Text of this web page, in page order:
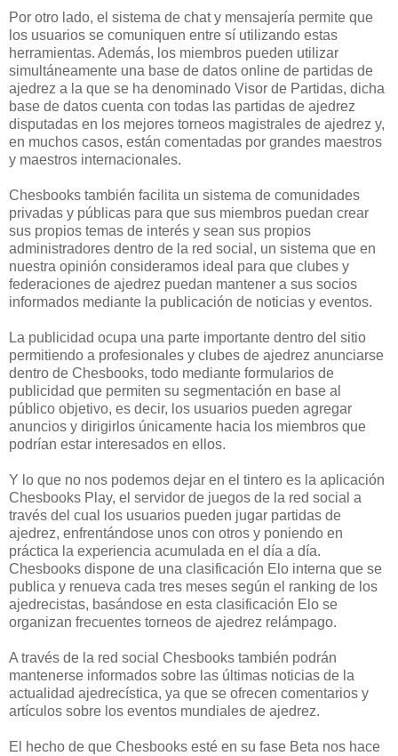
Por otro lado, el sistema de chat y mensajería permite que
los usuarios se comuniquen entre sí utilizando estas
herramientas. Además, los miembros pueden utilizar
simultáneamente una base de datos online de partidas de
ajedrez a la que se ha denominado Visor de Partidas, dicha
base de datos cuenta con todas las partidas de ajedrez
disputadas en los mejores torneos magistrales de ajedrez y,
en muchos casos, están comentadas por grandes maestros
y maestros internacionales.
Chesbooks también facilita un sistema de comunidades
privadas y públicas para que sus miembros puedan crear
sus propios temas de interés y sean sus propios
administradores dentro de la red social, un sistema que en
nuestra opinión consideramos ideal para que clubes y
federaciones de ajedrez puedan mantener a sus socios
informados mediante la publicación de noticias y eventos.
La publicidad ocupa una parte importante dentro del sitio
permitiendo a profesionales y clubes de ajedrez anunciarse
dentro de Chesbooks, todo mediante formularios de
publicidad que permiten su segmentación en base al
público objetivo, es decir, los usuarios pueden agregar
anuncios y dirigirlos únicamente hacia los miembros que
podrían estar interesados en ellos.
Y lo que no nos podemos dejar en el tintero es la aplicación
Chesbooks Play, el servidor de juegos de la red social a
través del cual los usuarios pueden jugar partidas de
ajedrez, enfrentándose unos con otros y poniendo en
práctica la experiencia acumulada en el día a día.
Chesbooks dispone de una clasificación Elo interna que se
publica y renueva cada tres meses según el ranking de los
ajedrecistas, basándose en esta clasificación Elo se
organizan frecuentes torneos de ajedrez relámpago.
A través de la red social Chesbooks también podrán
mantenerse informados sobre las últimas noticias de la
actualidad ajedrecística, ya que se ofrecen comentarios y
artículos sobre los eventos mundiales de ajedrez.
El hecho de que Chesbooks esté en su fase Beta nos hace